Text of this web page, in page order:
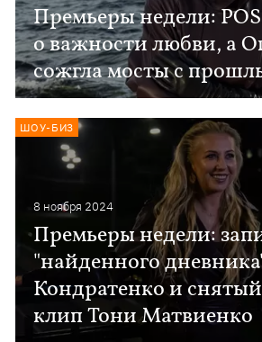
Премьеры недели:
о важности любви, а
сожгла мосты с
8 ноября 2024
Премьеры недели:
"найденного
Кондратенко и
клип Тони Матвиенко
ШОУ-БИЗ